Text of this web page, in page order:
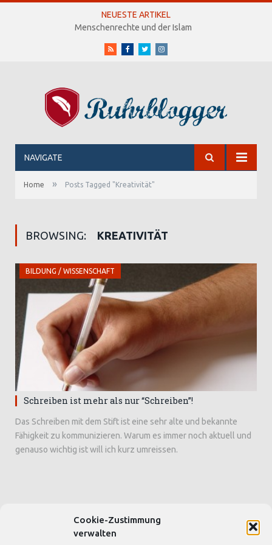
Cookie-Zustimmung
verwalten
NEUESTE ARTIKEL
Menschenrechte und der Islam
RSS FacebookTwitterInstagram
NAVIGATE
Home » Posts Tagged "Kreativität"
BROWSING: KREATIVITÄT
BILDUNG / WISSENSCHAFT
Schreiben ist mehr als nur “Schreiben”!
Das Schreiben mit dem Stift ist eine sehr alte und bekannte
Fähigkeit zu kommunizieren. Warum es immer noch aktuell und
genauso wichtig ist will ich kurz umreissen.
SEITEN & BLOGS